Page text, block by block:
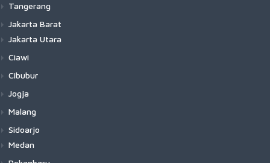
Tangerang
Jakarta Barat
Jakarta Utara
Ciawi
Cibubur
Jogja
Malang
Sidoarjo
Medan